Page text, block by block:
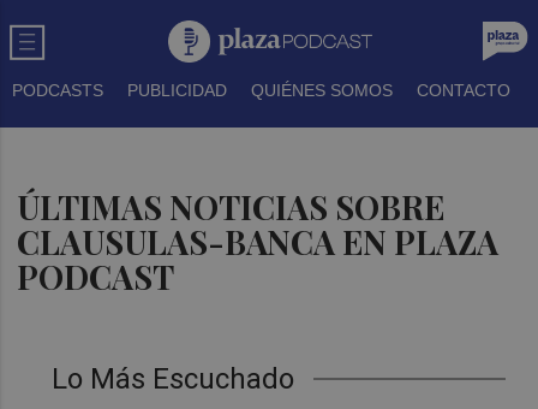
PODCASTS PUBLICIDAD QUIÉNES SOMOS CONTACTO
ÚLTIMAS NOTICIAS SOBRE
CLAUSULAS-BANCA EN PLAZA
PODCAST
Lo Más Escuchado